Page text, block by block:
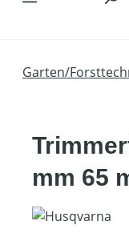
Garten/
mm 65